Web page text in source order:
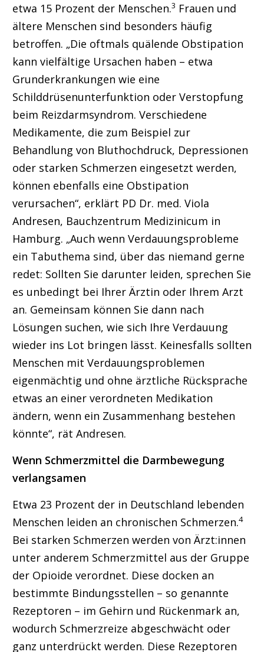
etwa 15 Prozent der Menschen.3 Frauen und
ältere Menschen sind besonders häufig
betroffen. „Die oftmals quälende Obstipation
kann vielfältige Ursachen haben – etwa
Grunderkrankungen wie eine
Schilddrüsenunterfunktion oder Verstopfung
beim Reizdarmsyndrom. Verschiedene
Medikamente, die zum Beispiel zur
Behandlung von Bluthochdruck, Depressionen
oder starken Schmerzen eingesetzt werden,
können ebenfalls eine Obstipation
verursachen“, erklärt PD Dr. med. Viola
Andresen, Bauchzentrum Medizinicum in
Hamburg. „Auch wenn Verdauungsprobleme
ein Tabuthema sind, über das niemand gerne
redet: Sollten Sie darunter leiden, sprechen Sie
es unbedingt bei Ihrer Ärztin oder Ihrem Arzt
an. Gemeinsam können Sie dann nach
Lösungen suchen, wie sich Ihre Verdauung
wieder ins Lot bringen lässt. Keinesfalls sollten
Menschen mit Verdauungsproblemen
eigenmächtig und ohne ärztliche Rücksprache
etwas an einer verordneten Medikation
ändern, wenn ein Zusammenhang bestehen
könnte“, rät Andresen.
Wenn Schmerzmittel die Darmbewegung
verlangsamen
Etwa 23 Prozent der in Deutschland lebenden
Menschen leiden an chronischen Schmerzen.4
Bei starken Schmerzen werden von Ärzt:innen
unter anderem Schmerzmittel aus der Gruppe
der Opioide verordnet. Diese docken an
bestimmte Bindungsstellen – so genannte
Rezeptoren – im Gehirn und Rückenmark an,
wodurch Schmerzreize abgeschwächt oder
ganz unterdrückt werden. Diese Rezeptoren